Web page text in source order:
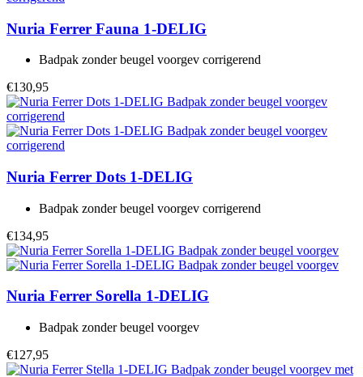
Nuria Ferrer Fauna 1-DELIG
Badpak zonder beugel voorgev corrigerend
€130,95
Nuria Ferrer Dots 1-DELIG
Badpak zonder beugel voorgev corrigerend
€134,95
Nuria Ferrer Sorella 1-DELIG
Badpak zonder beugel voorgev
€127,95